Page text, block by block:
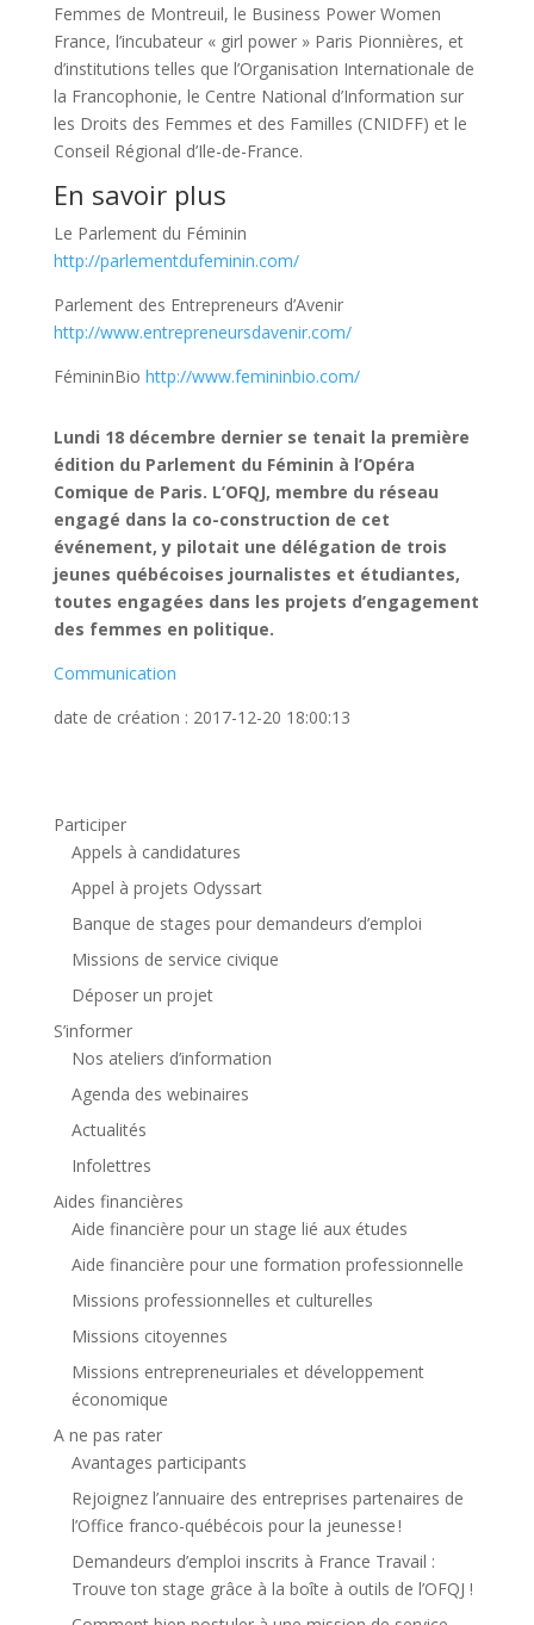
Femmes de Montreuil, le Business Power Women
France, l’incubateur « girl power » Paris Pionnières, et
d’institutions telles que l’Organisation Internationale de
la Francophonie, le Centre National d’Information sur
les Droits des Femmes et des Familles (CNIDFF) et le
Conseil Régional d’Ile-de-France.
En savoir plus
Le Parlement du Féminin
http://parlementdufeminin.com/
Parlement des Entrepreneurs d’Avenir
http://www.entrepreneursdavenir.com/
FémininBio http://www.femininbio.com/
Lundi 18 décembre dernier se tenait la première
édition du Parlement du Féminin à l’Opéra
Comique de Paris. L’OFQJ, membre du réseau
engagé dans la co-construction de cet
événement, y pilotait une délégation de trois
jeunes québécoises journalistes et étudiantes,
toutes engagées dans les projets d’engagement
des femmes en politique.
Communication
date de création : 2017-12-20 18:00:13
Participer
Appels à candidatures
Appel à projets Odyssart
Banque de stages pour demandeurs d’emploi
Missions de service civique
Déposer un projet
S’informer
Nos ateliers d’information
Agenda des webinaires
Actualités
Infolettres
Aides financières
Aide financière pour un stage lié aux études
Aide financière pour une formation professionnelle
Missions professionnelles et culturelles
Missions citoyennes
Missions entrepreneuriales et développement
économique
A ne pas rater
Avantages participants
Rejoignez l’annuaire des entreprises partenaires de
l’Office franco-québécois pour la jeunesse !
Demandeurs d’emploi inscrits à France Travail :
Trouve ton stage grâce à la boîte à outils de l’OFQJ !